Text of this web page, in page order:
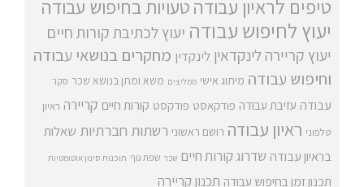
טיפים לראיון עבודהטעויות בחיפוש עבודה
יעוץ לחיפוש עבודה יעוץ לכתיבת קורות חיים
יעוץ קריירה לינקדאין לינקדין מחקרים בנושאי עבודה
וחיפוש עבודה מיתוג אישי ממליצים משא ומתן בנושא שכר סקר
עבודה עזיבת עבודה פודקאסט פודקסט קורות חיים קריירה ראיון
טלפוני ראיון עבודה רושם ראשוני רשתות חברתיות שאלות
בראיון עבודה שדרוג קורות חיים שכר שפת גוף תוכנות סינון אוטומטיות
תכנון זמן בחיפוש עבודה תכנון קריירה